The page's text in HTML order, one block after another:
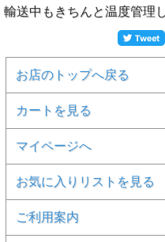
輸送中もきちんと温度管理
お店のトップへ戻る
カートを見る
マイページへ
お気に入りリストを見る
ご利用案内